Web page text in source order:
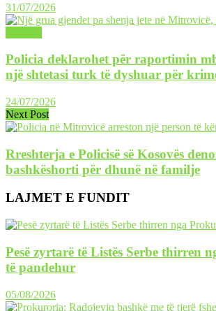
31/07/2026
Policia deklarohet për raportimin
një shtetasi turk të dyshuar për
24/07/2026
Next Post
Rreshterja e Policisë së Kosovës
bashkëshorti për dhunë në familje
LAJMET E FUNDIT
Pesë zyrtarë të Listës Serbe thirren
të pandehur
05/08/2026